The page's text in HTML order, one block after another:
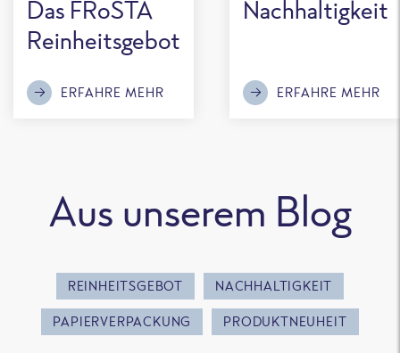
Das FRoSTA
Reinheitsgebot
ERFAHRE MEHR
Nachhaltigkeit
ERFAHRE MEHR
Aus unserem Blog
REINHEITSGEBOT NACHHALTIGKEIT
PAPIERVERPACKUNG PRODUKTNEUHEIT